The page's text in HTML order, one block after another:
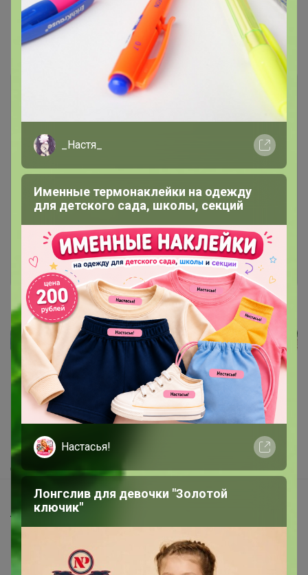
Показаны записи
необходимо авторизоваться на сайте
Это займет меньше минуты
Войти Зарегистрироваться
Реклама
Как здесь все устроено?
Как сделать заказ?
Как получить?
Доставка
Шоурумы
Торговые марки
В наличии
_Настя_
Именные термонаклейки на одежду
для детского сада, школы, секций
Настасья!
Лонгслив для девочки "Золотой
ключик"